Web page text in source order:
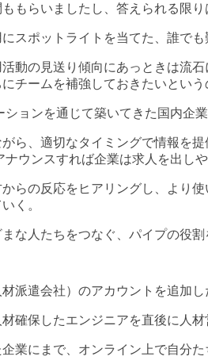
もらいましたし、答えられる限り
スポットライトを当てた、誰で
動の見送り傾向にあっときは
チームを補強しておきたいという
ョンを通じて築いてきた国内企業
ら、適切なタイミングで情報を
ウンスすれば企業は求人を出し
らの反応をヒアリングし、より
く。
な人たちをつなぐ、パイプの役割
派遣会社）のアカウントを追加し
確保したエンジニアを直後に人材
業にまで、オンライン上で自分